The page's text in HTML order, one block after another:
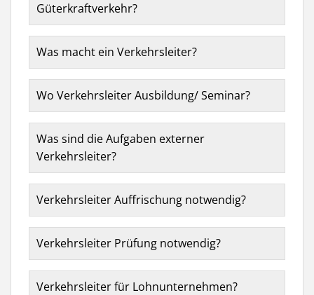
Güterkraftverkehr?
Was macht ein Verkehrsleiter?
Wo Verkehrsleiter Ausbildung/ Seminar?
Was sind die Aufgaben externer
Verkehrsleiter?
Verkehrsleiter Auffrischung notwendig?
Verkehrsleiter Prüfung notwendig?
Verkehrsleiter für Lohnunternehmen?